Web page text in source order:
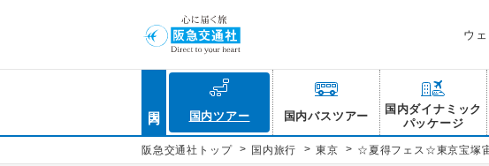
ウ
国内ツアー 国内バスツアー
国内ダイナミック
パッケージ
阪急交通社トップ > 国内旅行 > 東京 > ☆夏得フェス☆東京宝塚